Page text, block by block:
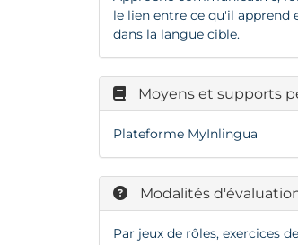
le lien entre ce qu'il apprend
dans la langue cible.
Moyens et supports
Plateforme MyInlingua
Modalités
Par jeux de rôles, exercices